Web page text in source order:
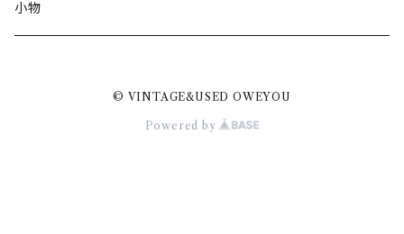
小物
© VINTAGE&USED OWEYOU
Powered by